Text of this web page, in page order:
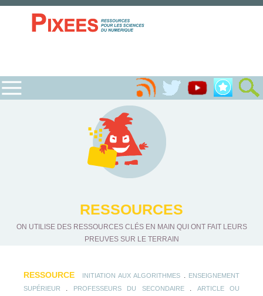
RESSOURCES
ON UTILISE DES RESSOURCES CLÉS EN MAIN QUI ONT FAIT LEURS
PREUVES SUR LE TERRAIN
RESSOURCE INITIATION AUX ALGORITHMES
ENSEIGNEMENT
SUPÉRIEUR
PROFESSEURS DU SECONDAIRE. ARTICLE OU